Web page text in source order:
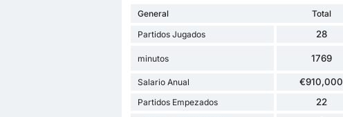
General Total
Partidos Jugados
28
minutos 1769
Salario Anual €910,000
Partidos Empezados 22